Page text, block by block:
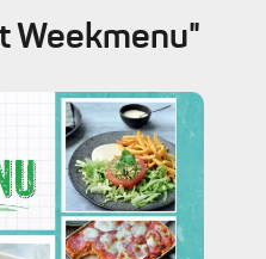
Weekmenu"